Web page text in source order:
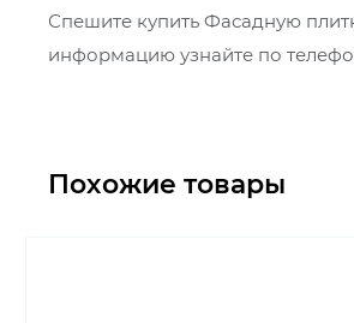
Спешите купить Фасадную
информацию узнайте по
Похожие товары